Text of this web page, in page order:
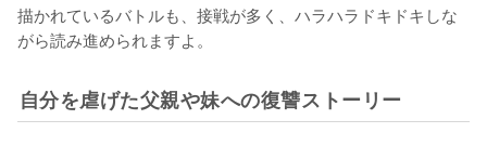
描かれているバトルも、接戦が多く、ハラハラドキドキしな
がら読み進められますよ。
自分を虐げた父親や妹への復讐ストーリー